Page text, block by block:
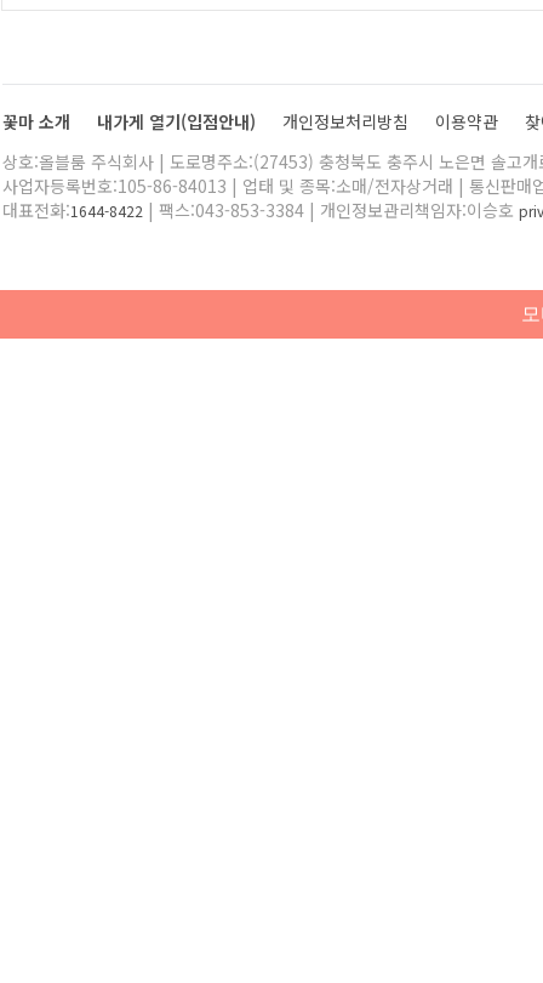
꽃마 소개 내가게 열기(입점안내) 개인정보처리방침 이용약관
상호:올블룸 주식회사 | 도로명주소:(27453) 충청북도 충주시 노은면 솔고
사업자등록번호:105-86-84013 | 업태 및 종목:소매/전자상거래 | 통신판매
대표전화:1644-8422 | 팩스:043-853-3384 | 개인정보관리책임자:이승호